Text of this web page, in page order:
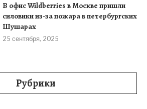
В офис Wildberries в Москве пришли
силовики из-за пожара в петербургских
Шушарах
25 сентября, 2025
Рубрики